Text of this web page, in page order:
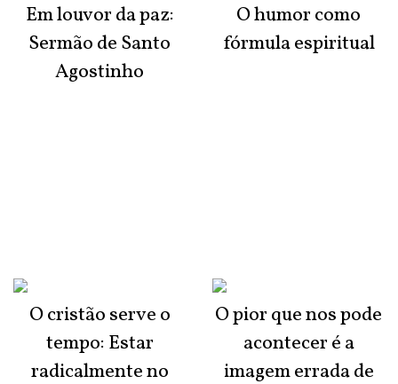
Em louvor da paz:
Sermão de Santo
Agostinho
O cristão serve o
tempo: Estar
radicalmente no
O humor como
fórmula espiritual
O pior que nos pode
acontecer é a
imagem errada de